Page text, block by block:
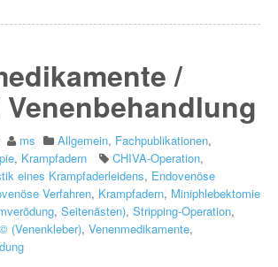
/
Venenbehandlung
ms Allgemein, Fachpublikationen,
, Krampfadern CHIVA-Operation,
eines Krampfaderleidens, Endovenöse
Verfahren, Krampfadern, Miniphlebektomie
, Seitenästen), Stripping-Operation,
(Venenkleber), Venenmedikamente,